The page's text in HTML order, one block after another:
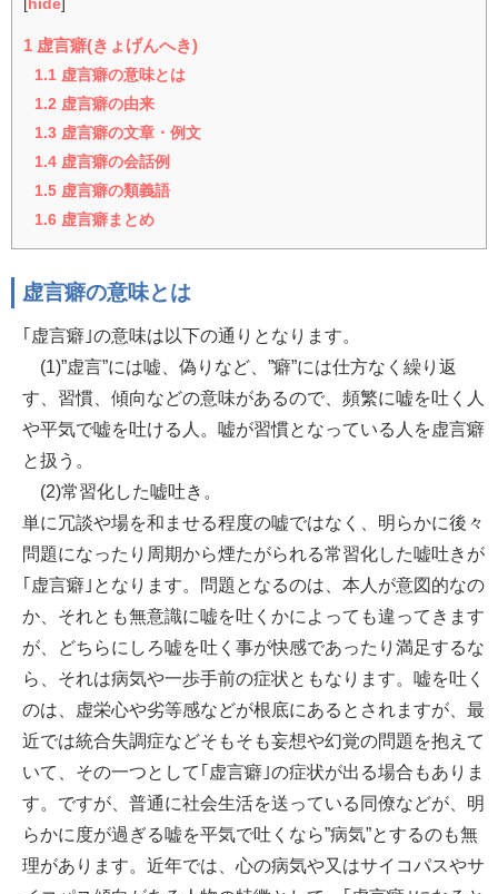
[ hide]
1 虚言癖(きょげんへき)
1.1 虚言癖の意味とは
1.2 虚言癖の由来
1.3 虚言癖の文章・例文
1.4 虚言癖の会話例
1.5 虚言癖の類義語
1.6 虚言癖まとめ
虚言癖の意味とは
｢虚言癖｣の意味は以下の通りとなります。
(1)”虚言”には嘘、偽りなど、”癖”には仕方なく繰り返
す、習慣、傾向などの意味があるので、頻繁に嘘を吐く人
や平気で嘘を吐ける人。嘘が習慣となっている人を虚言癖
と扱う。
(2)常習化した嘘吐き。
単に冗談や場を和ませる程度の嘘ではなく、明らかに後々
問題になったり周期から煙たがられる常習化した嘘吐きが
｢虚言癖｣となります。問題となるのは、本人が意図的なの
か、それとも無意識に嘘を吐くかによっても違ってきます
が、どちらにしろ嘘を吐く事が快感であったり満足するな
ら、それは病気や一歩手前の症状ともなります。嘘を吐く
のは、虚栄心や劣等感などが根底にあるとされますが、最
近では統合失調症などそもそも妄想や幻覚の問題を抱えて
いて、その一つとして｢虚言癖｣の症状が出る場合もありま
す。ですが、普通に社会生活を送っている同僚などが、明
らかに度が過ぎる嘘を平気で吐くなら”病気”とするのも無
理があります。近年では、心の病気や又はサイコパスやサ